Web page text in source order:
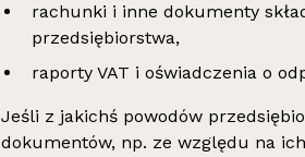
rachunki i inne dokumenty
przedsiębiorstwa,
raporty VAT i oświadczenia o
Jeśli z jakichś powodów
dokumentów, np. ze względu na